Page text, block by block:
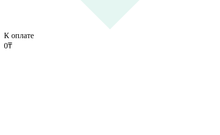
К оплате
0₸